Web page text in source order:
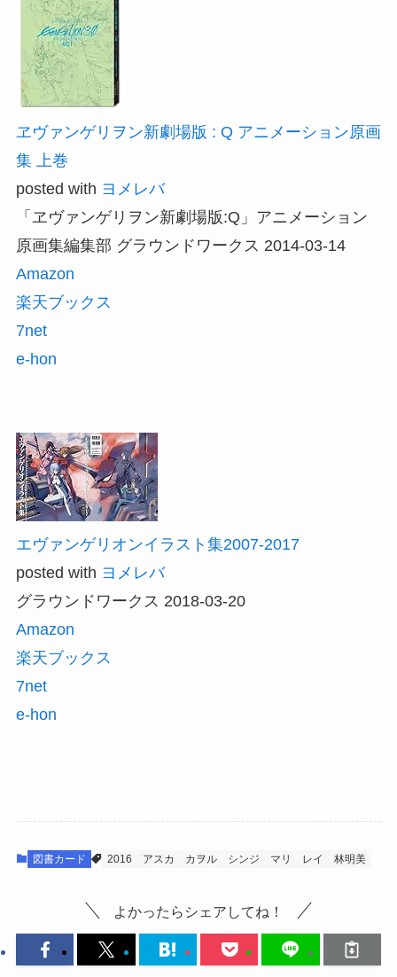
ヱヴァンゲリヲン新劇場版 : Q アニメーション原画
集 上巻
posted with ヨメレバ
「ヱヴァンゲリヲン新劇場版:Q」アニメーション
原画集編集部 グラウンドワークス 2014-03-14
Amazon
楽天ブックス
7net
e-hon
エヴァンゲリオンイラスト集2007-2017
posted with ヨメレバ
グラウンドワークス 2018-03-20
Amazon
楽天ブックス
7net
e-hon
図書カード 2016 アスカ カヲル シンジ マリ レイ 林明美
よかったらシェアしてね！